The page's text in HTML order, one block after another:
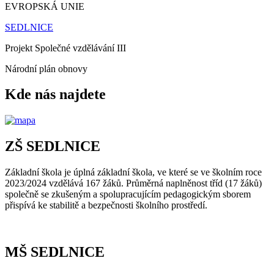
EVROPSKÁ UNIE
SEDLNICE
Projekt Společné vzdělávání III
Národní plán obnovy
Kde nás najdete
ZŠ SEDLNICE
Základní škola je úplná základní škola, ve které se ve školním roce
2023/2024 vzdělává 167 žáků. Průměrná naplněnost tříd (17 žáků)
společně se zkušeným a spolupracujícím pedagogickým sborem
přispívá ke stabilitě a bezpečnosti školního prostředí.
MŠ SEDLNICE